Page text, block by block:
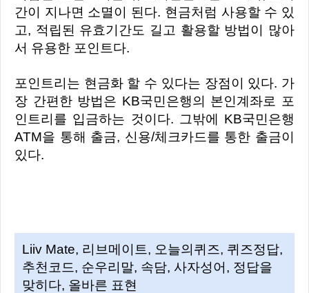
간이 지나면 소멸이 된다. 현금처럼 사용할 수 있
고, 적립된 유효기간도 길고 활용할 방법이 많아
서 유용한 포인트다.
포인트리는 현금화 할 수 있다는 장점이 있다. 가
장 간편한 방법은 KB국민은행의 본인계좌로 포
인트리를 입금하는 것이다. 그밖에 KB국민은행
ATM을 통해 출금, 신용/체크카드를 통한 출금이
있다.
Liiv Mate, 리브메이트, 오늘의퀴즈, 퀴즈정답,
추천코드, 순우리말, 속담, 사자성어, 정답을
맞히다, 올바른 표현